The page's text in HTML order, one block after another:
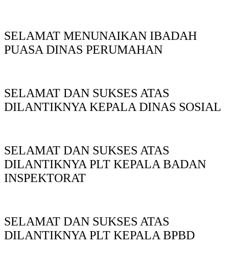
SELAMAT MENUNAIKAN IBADAH
PUASA DINAS PERUMAHAN
SELAMAT DAN SUKSES ATAS
DILANTIKNYA KEPALA DINAS SOSIAL
SELAMAT DAN SUKSES ATAS
DILANTIKNYA PLT KEPALA BADAN
INSPEKTORAT
SELAMAT DAN SUKSES ATAS
DILANTIKNYA PLT KEPALA BPBD